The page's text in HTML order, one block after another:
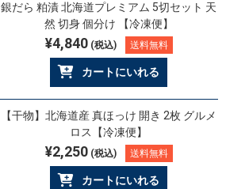
銀だら 粕漬 北海道プレミアム 5切セット 天
然 切身 個分け 【冷凍便】
¥4,840(税込) 送料無料
カートにいれる
【干物】北海道産 真ほっけ 開き 2枚 グルメ
ロス【冷凍便】
¥2,250(税込) 送料無料
カートにいれる